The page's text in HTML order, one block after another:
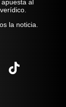
al
la noticia.